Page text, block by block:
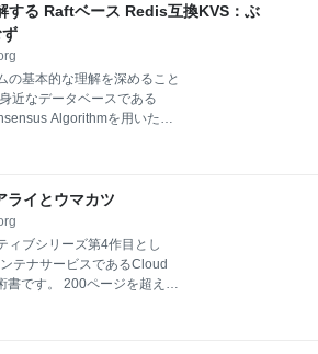
介さん 仕事で文章を書く全
しくて実践的な一冊です。 技
ひ読んでほしいので、30冊買
性を向上させるのにも役立つ
。 そのはじめの一歩を踏み出
やさしく押してくれる1冊で
たちは、毎日のようにテキス
する Raftベース Redis互換KVS：ぶ
の基本的な理解を深めること
近なデータベースである
Algorithmを用いた
Store（KVS）の実装方法
高い可用性と強い一貫性を求
ルゴリズムとして広く利用
モバイルペイメントや電子決
、Raftによって構築された高
兼ね備えるデータベースであ
。
jp/ このように、RaftとRaft
イとウマカツ
ィブシリーズ第4作目とし
テナサービスであるCloud
書です。 200ページを超える
コンテナ設計・運用ガイド」
い表紙とは一変。 筆者らが本